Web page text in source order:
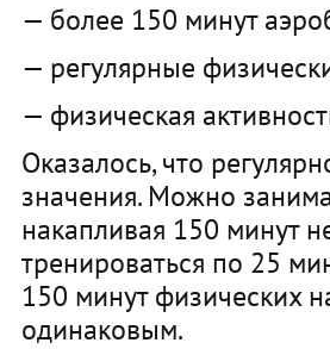
— более 150 минут
— регулярные
— физическая
Оказалось, что
значения. Можно
накапливая 150 минут
тренироваться по 25
150 минут физических
одинаковым.